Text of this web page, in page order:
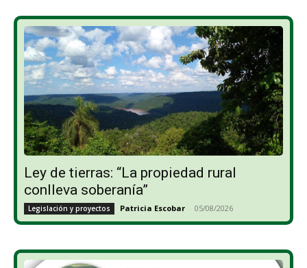
Ley de tierras: “La propiedad rural
conlleva soberanía”
Legislación y proyectos Patricia Escobar - 05/08/2026